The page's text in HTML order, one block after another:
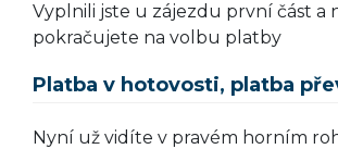
Vyplnili jste u zájezdu první část a
pokračujete na volbu platby
Platba v hotovosti, platba
Nyní už vidíte v pravém horním